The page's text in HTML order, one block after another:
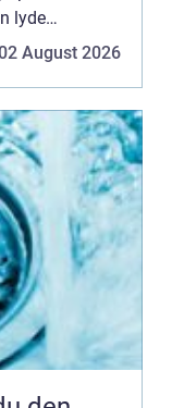
lyde
nervøs
August 2026